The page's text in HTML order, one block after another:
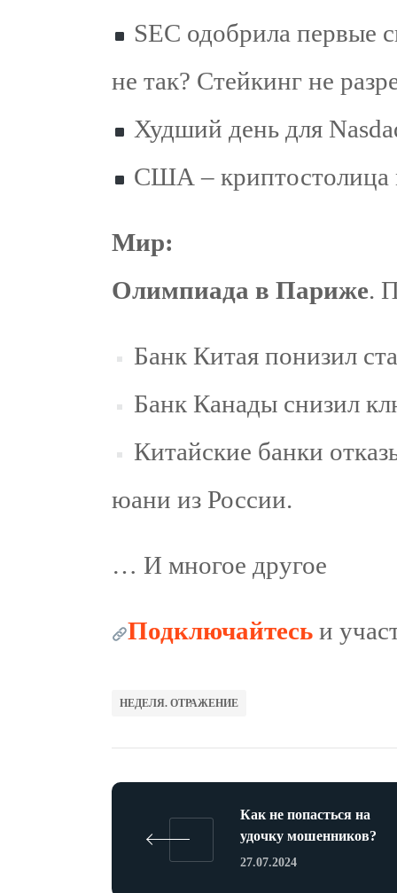
SEC одобрила первые
не так? Стейкинг не
Худший день для
США – криптостолица
Мир:
Олимпиада в Париже.
Банк Китая понизил
Банк Канады снизил
Китайские банки
юани из России.
… И многое другое
Подключайтесь и
НЕДЕЛЯ. ОТРАЖЕНИЕ
Как не попасться на
удочку мошенников?
27.07.2024